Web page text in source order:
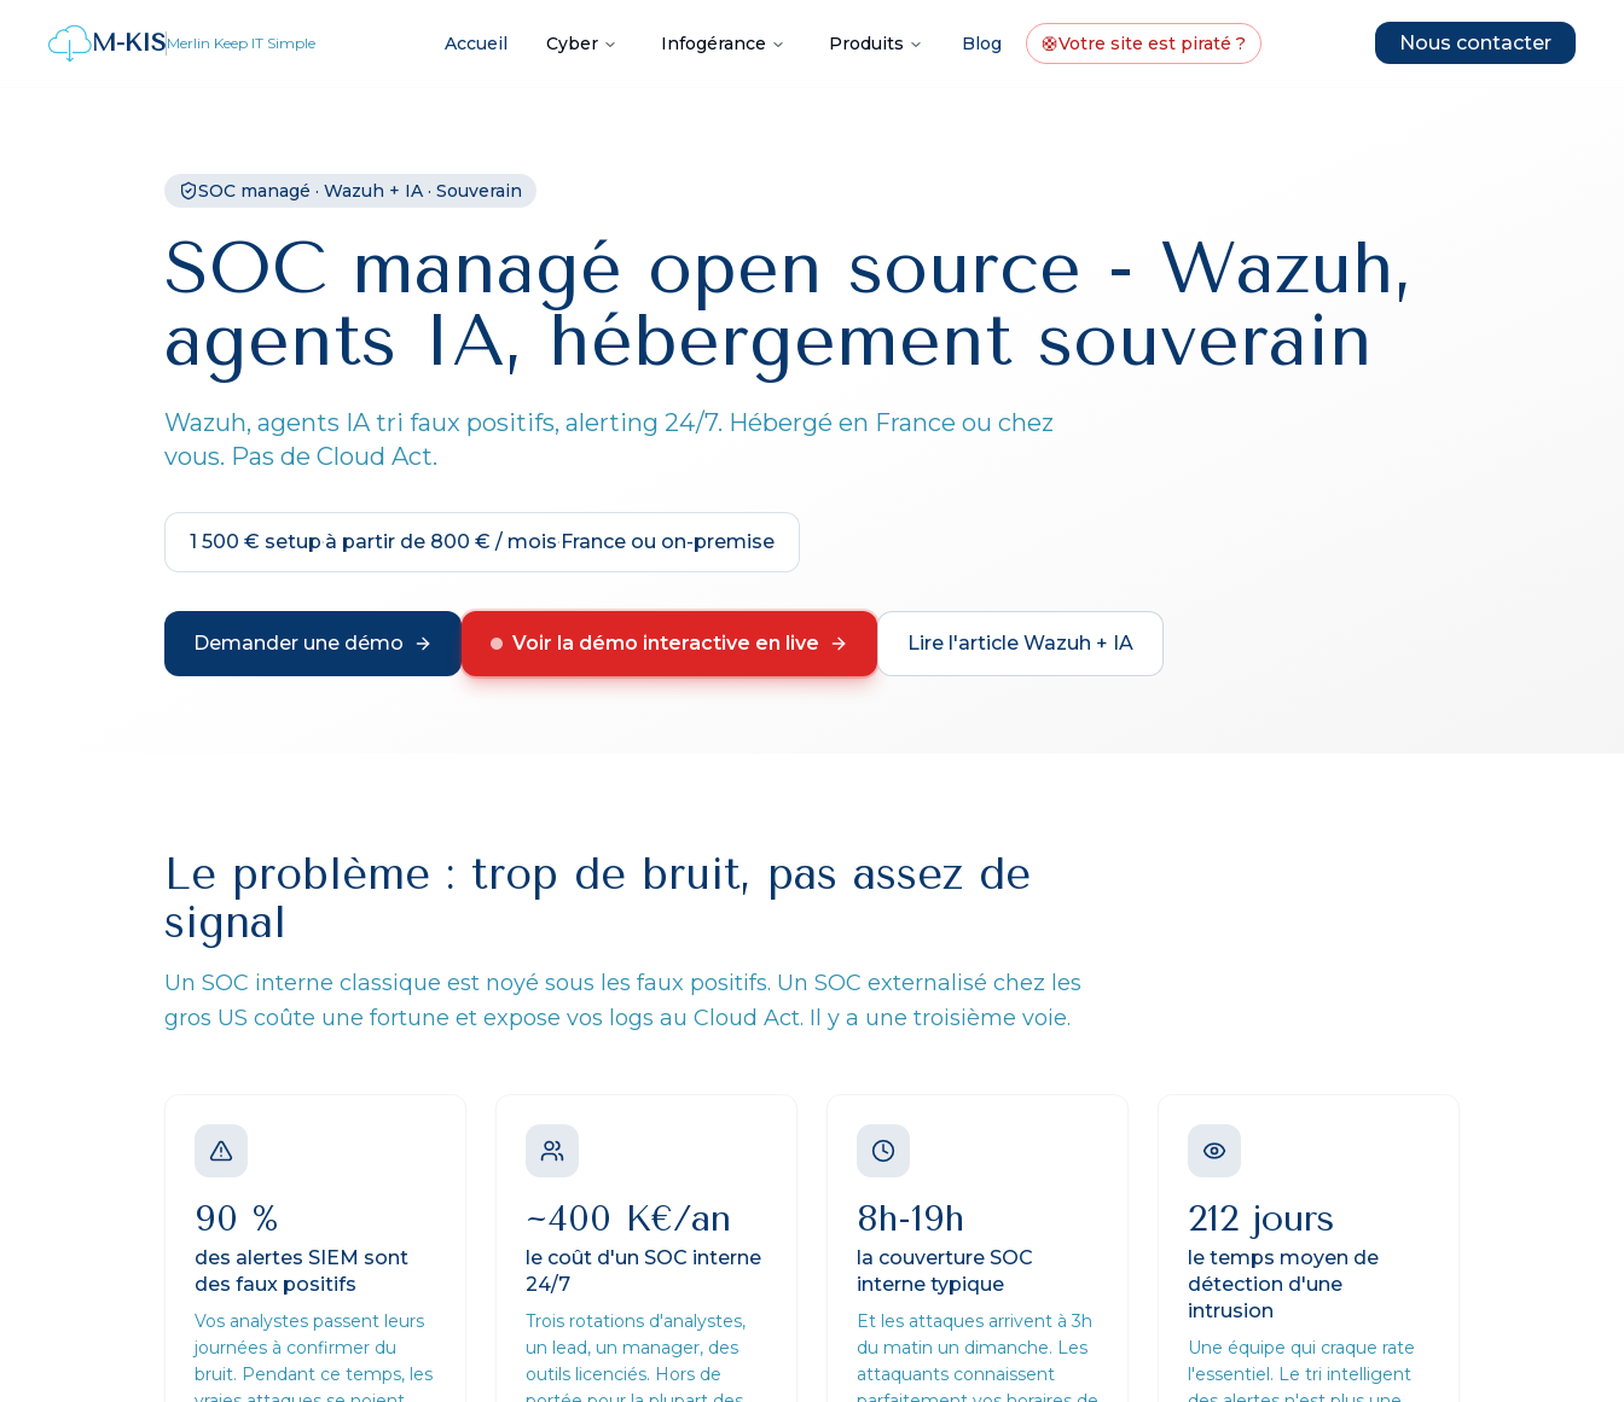
M-KISMerlin Keep IT Simple Accueil Cyber Infogérance Produits Blog 🛟Votre site est piraté ? Nous contacter
SOC managé · Wazuh + IA · Souverain
SOC managé open source - Wazuh,
agents IA, hébergement souverain
Wazuh, agents IA tri faux positifs, alerting 24/7. Hébergé en France ou chez
vous. Pas de Cloud Act.
1 500 € setup·à partir de 800 € / mois·France ou on-premise
Demander une démo Voir la démo interactive en live Lire l'article Wazuh + IA
Le problème : trop de bruit, pas assez de
signal
Un SOC interne classique est noyé sous les faux positifs. Un SOC externalisé chez les
gros US coûte une fortune et expose vos logs au Cloud Act. Il y a une troisième voie.
90 %
des alertes SIEM sont
des faux positifs
Vos analystes passent leurs
journées à confirmer du
bruit. Pendant ce temps, les
~400 K€/an
le coût d'un SOC interne
24/7
Trois rotations d'analystes,
un lead, un manager, des
outils licenciés. Hors de
8h-19h
la couverture SOC
interne typique
Et les attaques arrivent à 3h
du matin un dimanche. Les
attaquants connaissent
212 jours
le temps moyen de
détection d'une
intrusion
Une équipe qui craque rate
l'essentiel. Le tri intelligent